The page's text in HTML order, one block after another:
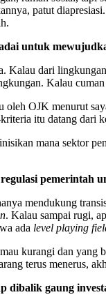
patut
untuk
Kalau dari lingkungan
Kalau
OJK menurut
itu datang dari
mana sektor
pemerintah
mendukung
. Kalau sampai rugi,
ada level playing
kurangi dan
terus menerus,
dibalik gaung